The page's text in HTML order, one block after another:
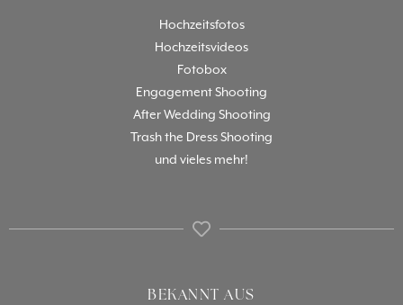
Hochzeitsfotos
Hochzeitsvideos
Fotobox
Engagement Shooting
After Wedding Shooting
Trash the Dress Shooting
und vieles mehr!
BEKANNT AUS